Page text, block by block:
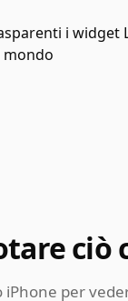
i widget
mondo
ciò
iPhone per